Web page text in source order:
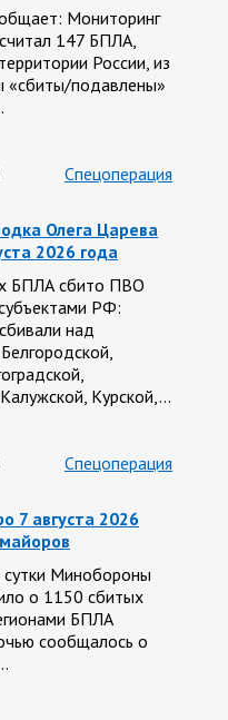
Мониторинг
147 БПЛА,
России, из
«сбиты/подавлены»
Спецоперация
Олега Царева
2026 года
БПЛА сбито ПВО
РФ:
над
Курской,…
Спецоперация
7 августа 2026
Минобороны
о 1150 сбитых
БПЛА
сообщалось о